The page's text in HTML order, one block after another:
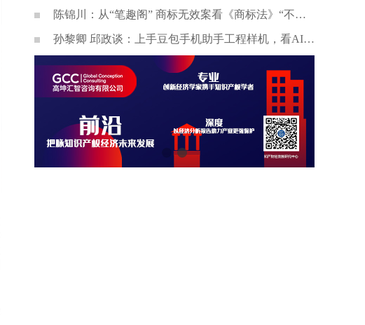
质量审判护航科技创新——北京精雕公司诉田某、深
圳创世纪公司侵害技术秘密案浅析
陈锦川：从“笔趣阁” 商标无效案看《商标法》“不良
影响”条款的司法适用边界
孙黎卿 邱政谈：上手豆包手机助手工程样机，看AI手
机行业法律风险